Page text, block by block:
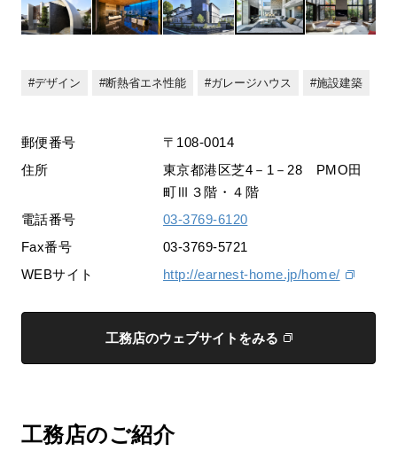
デザイン 断熱省エネ性能 ガレージハウス 施設建築
郵便番号
〒108-0014
住所
東京都港区芝4－1－28 PMO田
町Ⅲ３階・４階
電話番号
03-3769-6120
Fax番号
03-3769-5721
WEBサイト
http://earnest-home.jp/home/
工務店のウェブサイトをみる
工務店のご紹介